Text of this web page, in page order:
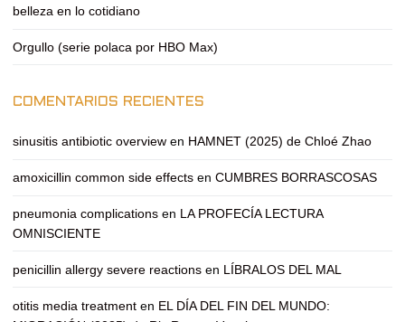
belleza en lo cotidiano
Orgullo (serie polaca por HBO Max)
COMENTARIOS RECIENTES
sinusitis antibiotic overview en HAMNET (2025) de Chloé Zhao
amoxicillin common side effects en CUMBRES BORRASCOSAS
pneumonia complications en LA PROFECÍA LECTURA
OMNISCIENTE
penicillin allergy severe reactions en LÍBRALOS DEL MAL
otitis media treatment en EL DÍA DEL FIN DEL MUNDO: